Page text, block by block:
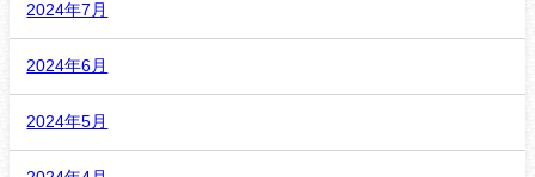
2024年7月
2024年6月
2024年5月